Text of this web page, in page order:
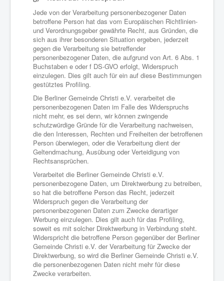
Jede von der Verarbeitung personenbezogener Daten
betroffene Person hat das vom Europäischen Richtlinien-
und Verordnungsgeber gewährte Recht, aus Gründen, die
sich aus ihrer besonderen Situation ergeben, jederzeit
gegen die Verarbeitung sie betreffender
personenbezogener Daten, die aufgrund von Art. 6 Abs. 1
Buchstaben e oder f DS-GVO erfolgt, Widerspruch
einzulegen. Dies gilt auch für ein auf diese Bestimmungen
gestütztes Profiling.
Die Berliner Gemeinde Christi e.V. verarbeitet die
personenbezogenen Daten im Falle des Widerspruchs
nicht mehr, es sei denn, wir können zwingende
schutzwürdige Gründe für die Verarbeitung nachweisen,
die den Interessen, Rechten und Freiheiten der betroffenen
Person überwiegen, oder die Verarbeitung dient der
Geltendmachung, Ausübung oder Verteidigung von
Rechtsansprüchen.
Verarbeitet die Berliner Gemeinde Christi e.V.
personenbezogene Daten, um Direktwerbung zu betreiben,
so hat die betroffene Person das Recht, jederzeit
Widerspruch gegen die Verarbeitung der
personenbezogenen Daten zum Zwecke derartiger
Werbung einzulegen. Dies gilt auch für das Profiling,
soweit es mit solcher Direktwerbung in Verbindung steht.
Widerspricht die betroffene Person gegenüber der Berliner
Gemeinde Christi e.V. der Verarbeitung für Zwecke der
Direktwerbung, so wird die Berliner Gemeinde Christi e.V.
die personenbezogenen Daten nicht mehr für diese
Zwecke verarbeiten.